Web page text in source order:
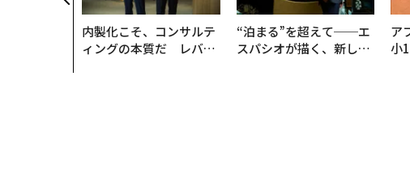
内製化こそ、コンサルテ
ィングの本質だ レバレ
“泊まる”を超えて──エ
スパシオが描く、新しい
ア
小